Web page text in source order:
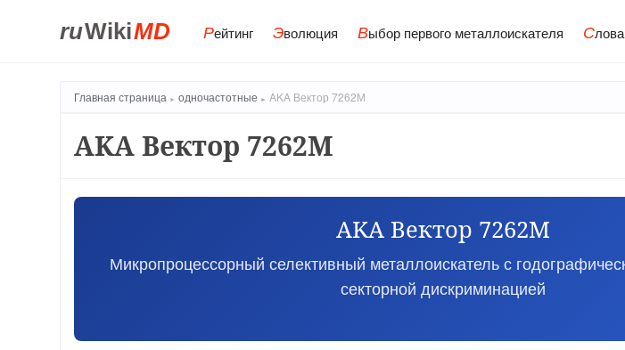
ruWikiMD Рейтинг Эволюция Выбор первого металлоискателя С
Главная страница одночастотные AKA Вектор 7262М
AKA Вектор 7262М
AKA Вектор 7262М
Микропроцессорный селективный металлоискатель с
секторной дискриминацией